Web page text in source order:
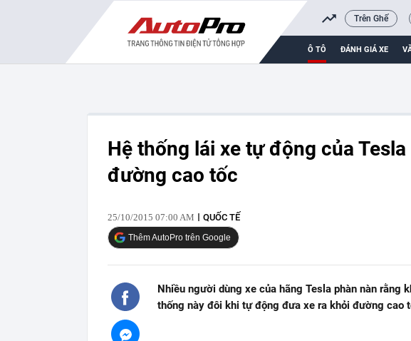
Trên Ghế
Ô TÔ ĐÁNH GIÁ XE
Hệ thống lái xe tự động của
đường cao tốc
25/10/2015 07:00 AM QUỐC TẾ
Thêm AutoPro trên Google
Nhiều người dùng xe của hãng Tesla phàn nàn rằng
thống này đôi khi tự động đưa xe ra khỏi đường cao